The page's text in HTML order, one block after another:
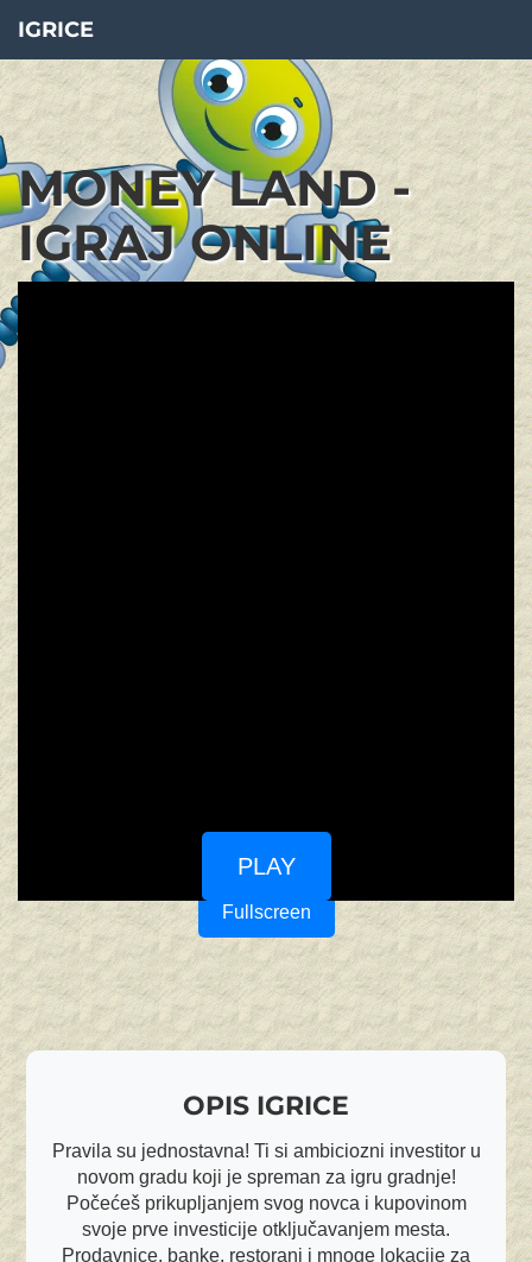
IGRICE
MONEY LAND -
IGRAJ ONLINE
PLAY
Fullscreen
OPIS IGRICE
Pravila su jednostavna! Ti si ambiciozni investitor u
novom gradu koji je spreman za igru gradnje!
Počećeš prikupljanjem svog novca i kupovinom
svoje prve investicije otključavanjem mesta.
Prodavnice, banke, restorani i mnoge lokacije za